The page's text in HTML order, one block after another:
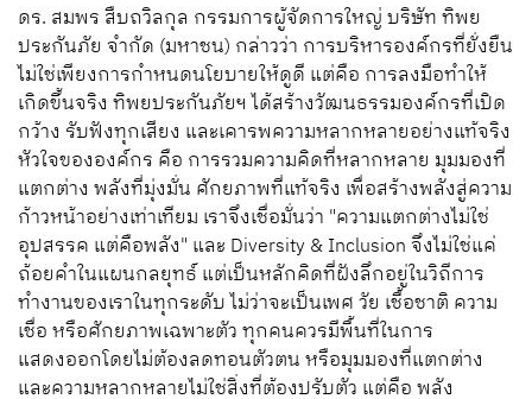
ดร. สมพร สืบถวิลกุล กรรมการผู้จัดการใหญ่ บริษัท ทิพย
ประกันภัย จำกัด (มหาชน) กล่าวว่า การบริหารองค์กรที่ยั่งยืน
ไม่ใช่เพียงการกำหนดนโยบายให้ดูดี แต่คือ การลงมือทำให้
เกิดขึ้นจริง ทิพยประกันภัยฯ ได้สร้างวัฒนธรรมองค์กรที่เปิด
กว้าง รับฟังทุกเสียง และเคารพความหลากหลายอย่างแท้จริง
หัวใจขององค์กร คือ การรวมความคิดที่หลากหลาย มุมมองที่
แตกต่าง พลังที่มุ่งมั่น ศักยภาพที่แท้จริง เพื่อสร้างพลังสู่ความ
ก้าวหน้าอย่างเท่าเทียม เราจึงเชื่อมั่นว่า "ความแตกต่างไม่ใช่
อุปสรรค แต่คือพลัง" และ Diversity & Inclusion จึงไม่ใช่แค่
ถ้อยคำในแผนกลยุทธ์ แต่เป็นหลักคิดที่ฝังลึกอยู่ในวิถีการ
ทำงานของเราในทุกระดับ ไม่ว่าจะเป็นเพศ วัย เชื้อชาติ ความ
เชื่อ หรือศักยภาพเฉพาะตัว ทุกคนควรมีพื้นที่ในการ
แสดงออกโดยไม่ต้องลดทอนตัวตน หรือมุมมองที่แตกต่าง
และความหลากหลายไม่ใช่สิ่งที่ต้องปรับตัว แต่คือ พลัง